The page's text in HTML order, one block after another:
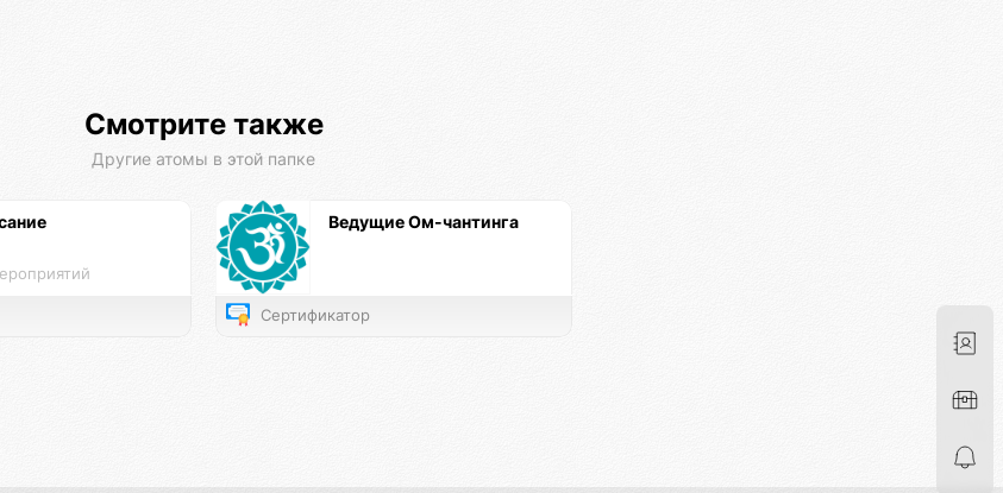
Смотрите также
Другие атомы в этой папке
Ведущие Ом-чантинга
Сертификатор